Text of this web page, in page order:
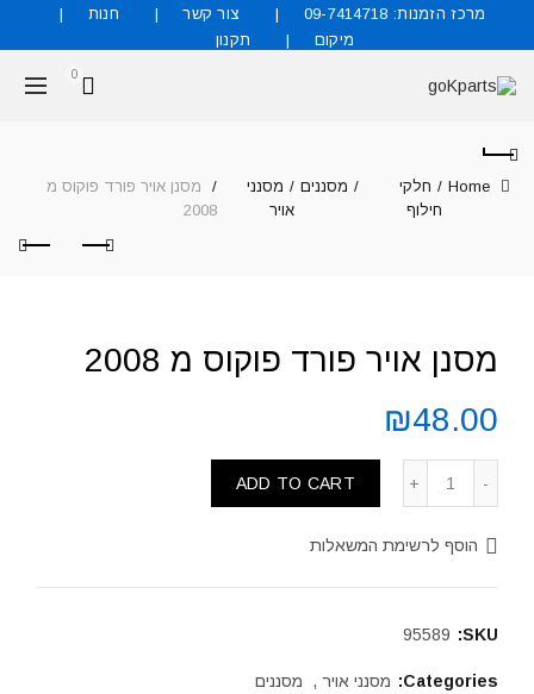
מרכז הזמנות: 09-7414718 צור קשר
חנות
מיקום
תקנון
0
Home
חלקי
חילוף
מסננים
מסנני
אויר
מסנן אויר פורד פוקוס מ
2008
מסנן אויר פורד פוקוס מ 2008
₪48.00
ADD TO CART
הוסף לרשימת המשאלות
SKU:
95589
Categories: מסנני אויר , מסננים